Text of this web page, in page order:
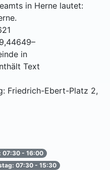
in Herne lautet:
in
Text
Friedrich-Ebert-Platz 2,
07:30 - 16:00
07:30 - 15:30